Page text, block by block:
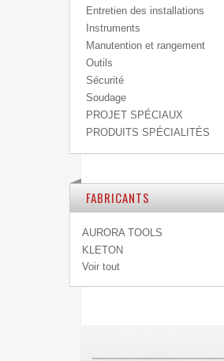
Entretien des installations
Instruments
Manutention et rangement
Outils
Sécurité
Soudage
PROJET SPÉCIAUX
PRODUITS SPÉCIALITÉS
FABRICANTS
AURORA TOOLS
KLETON
Voir tout